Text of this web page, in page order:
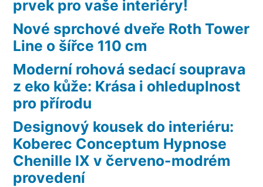
prvek pro vaše interiéry!
Nové sprchové dveře Roth Tower
Line o šířce 110 cm
Moderní rohová sedací souprava
z eko kůže: Krása i ohleduplnost
pro přírodu
Designový kousek do interiéru:
Koberec Conceptum Hypnose
Chenille IX v červeno-modrém
provedení